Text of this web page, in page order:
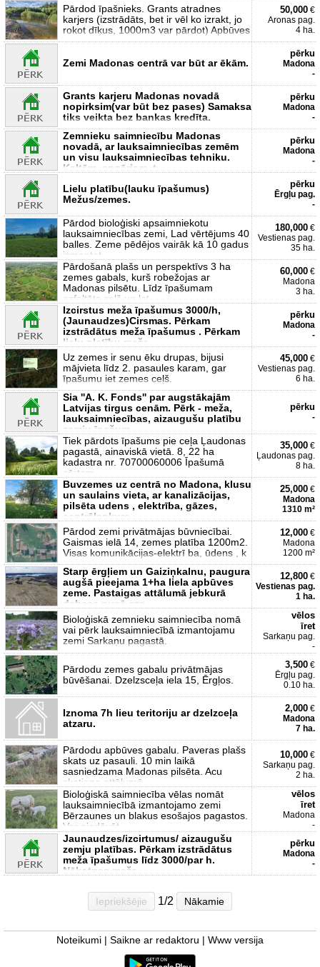
Pārdod īpašnieks. Grants atradnes
karjers (izstrādāts, bet ir vēl ko izrakt, jo
rokot dīķus, 1000m3 var pārdot) Apbūves
50,000 €
Aronas pag.
4 ha.
Zemi Madonas centrā var būt ar ēkām.
pērku
Madona
-
Grants karjeru Madonas novadā
nopirksim(var būt bez pases) Samaksa
tiks veikta bez bankas kredīta.
pērku
Madona
-
Zemnieku saimniecību Madonas
novadā, ar lauksaimniecības zemēm
un visu lauksaimniecības tehniku.
Kaltēm, angāriem, t
pērku
Madona
-
Lielu platību(lauku īpašumus)
Mežus/zemes.
pērku
Ērgļu pag.
-
Pārdod bioloģiski apsaimniekotu
lauksaimniecības zemi, Lad vērtējums 40
balles. Zeme pēdējos vairāk kā 10 gadus
izmantot
180,000 €
Vestienas pag.
35 ha.
Pārdošanā plašs un perspektīvs 3 ha
zemes gabals, kurš robežojas ar
Madonas pilsētu. Līdz īpašumam
asfaltēts ceļš un ļot
60,000 €
Madona
3 ha.
Izcirstus meža īpašumus 3000/h,
(Jaunaudzes)Cirsmas. Pērkam
izstrādātus meža īpašumus . Pērkam
lielu platību meža
pērku
Madona
-
Uz zemes ir senu ēku drupas, bijusi
mājvieta līdz 2. pasaules karam, gar
īpašumu iet zemes ceļš.
45,000 €
Vestienas pag.
6 ha.
Sia ''A. K. Fonds'' par augstākajām
Latvijas tirgus cenām. Pērk - meža,
lauksaimniecības, aizaugušu platību
zemju īpašum
pērku
-
Tiek pārdots īpašums pie ceļa Ļaudonas
pagastā, ainaviskā vietā. 8, 22 ha
kadastra nr. 70700060006 Īpašumā
cērtam
35,000 €
Ļaudonas pag.
8 ha.
Buvzemes uz centrā no Madona, klusu
un saulains vieta, ar kanalizācijas,
pilsēta udens , elektrība, gāzes,
centrālapkure
25,000 €
Madona
1310 m²
Pārdod zemi privātmājas būvniecībai.
Gaismas ielā 14, zemes platība 1200m2.
Visas komunikācijas-elektrī ba, ūdens , k
12,000 €
Madona
1200 m²
Starp ērgļiem un Gaiziņkalnu, paugura
augšā pieejama 1+ha liela apbūves
zeme. Pastaigas attālumā jebkurā
debess pusē eze
12,800 €
Vestienas pag.
1 ha.
Bioloģiskā zemnieku saimniecība nomā
vai pērk lauksaimniecībā izmantojamu
zemi Sarkaņu pagastā.
vēlos
īret
Sarkaņu pag.
-
Pārdodu zemes gabalu privātmājas
būvēšanai. Dzelzsceļa iela 15, Ērgļos.
3,500 €
Ērgļu pag.
0.10 ha.
Iznoma 7h lieu teritoriju ar dzelzceļa
atzaru.
2,000 €
Madona
7 ha.
Pārdodu apbūves gabalu. Paveras plašs
skats uz pasauli. 10 min laikā
sasniedzama Madonas pilsēta. Acu
skatiena attālumā
10,000 €
Sarkaņu pag.
2 ha.
Bioloģiskā saimniecība vēlas nomāt
lauksaimniecībā izmantojamo zemi
Bērzaunes un blakus esošajos pagastos.
Var piedāvāt
vēlos
īret
Madona
-
Jaunaudzes/izcirtumus/ aizaugušu
zemju platības. Pērkam izstrādātus
meža īpašumus līdz 3000/par h.
Nākotnes meža
pērku
Madona
-
Iepriekšējie 1/2 Nākamie
Noteikumi Saikne ar redaktoru Www versija